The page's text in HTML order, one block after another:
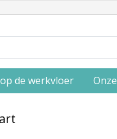
de werkvloer